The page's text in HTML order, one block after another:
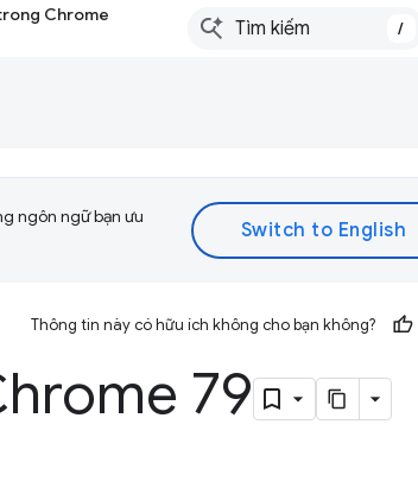
Chrome
/
ngôn ngữ bạn ưu
Thông tin này có hữu ích không cho bạn không?
79